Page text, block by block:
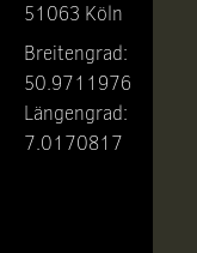
51063 Köln
Breitengrad:
50.9711976
Längengrad:
7.0170817